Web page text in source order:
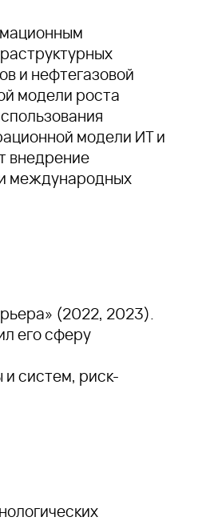
и нефтегазовой
модели роста
модели ИТ и
внедрение
международных
(2022, 2023).
его сферу
систем, риск-